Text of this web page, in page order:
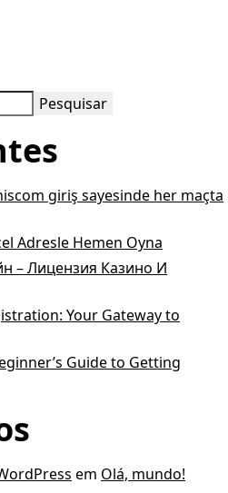
Pesquisar
giriş sayesinde her maçta
Adresle Hemen Oyna
– Лицензия Казино И
Your Gateway to
Guide to Getting
em Olá, mundo!